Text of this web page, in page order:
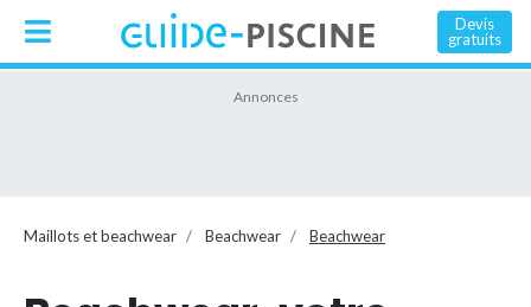
Devis
gratuits
Maillots et beachwear Beachwear Beachwear